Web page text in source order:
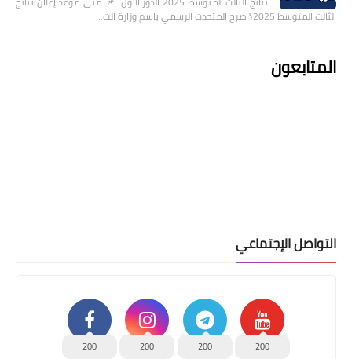
الثالث المتوسط 2025؟ صرح المتحدث الرسمي باسم وزارة الت…
المتابعون
التواصل الإجتماعي
200
200
200
200